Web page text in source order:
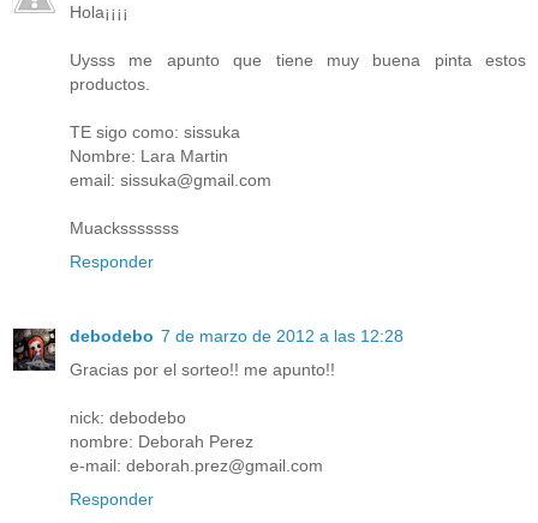
Hola¡¡¡¡
Uysss me apunto que tiene muy buena pinta estos
productos.
TE sigo como: sissuka
Nombre: Lara Martin
email: sissuka@gmail.com
Muacksssssss
Responder
debodebo 7 de marzo de 2012 a las 12:28
Gracias por el sorteo!! me apunto!!
nick: debodebo
nombre: Deborah Perez
e-mail: deborah.prez@gmail.com
Responder